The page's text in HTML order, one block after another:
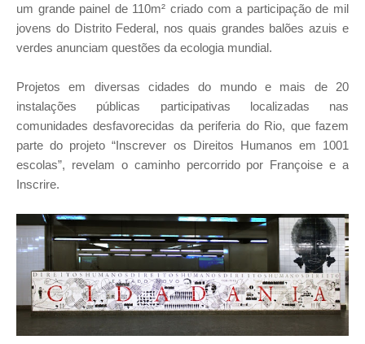
um grande painel de 110m² criado com a participação de mil
jovens do Distrito Federal, nos quais grandes balões azuis e
verdes anunciam questões da ecologia mundial.
Projetos em diversas cidades do mundo e mais de 20
instalações públicas participativas localizadas nas
comunidades desfavorecidas da periferia do Rio, que fazem
parte do projeto “Inscrever os Direitos Humanos em 1001
escolas”, revelam o caminho percorrido por Françoise e a
Inscrire.